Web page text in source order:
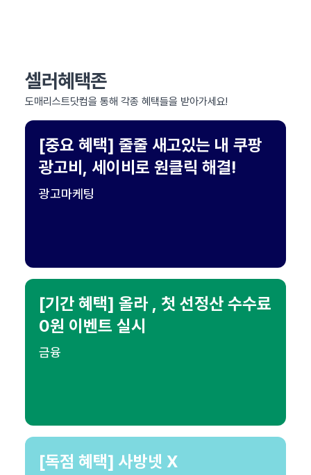
셀러혜택존
도매리스트닷컴을 통해 각종 혜택들을 받아가세요!
[중요 혜택] 줄줄 새고있는 내 쿠팡
광고비, 세이비로 원클릭 해결!
광고마케팅
[기간 혜택] 올라 , 첫 선정산 수수료
0원 이벤트 실시
금융
[독점 혜택] 사방넷 X